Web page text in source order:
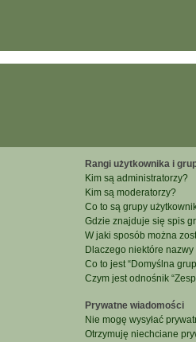
Rangi użytkownika i
Kim są administratorzy?
Kim są moderatorzy?
Co to są grupy
Gdzie znajduje się spis
W jaki sposób można
Dlaczego niektóre
Co to jest “Domyślna
Czym jest odnośnik
Prywatne wiadomości
Nie mogę wysyłać
Otrzymuję niechciane